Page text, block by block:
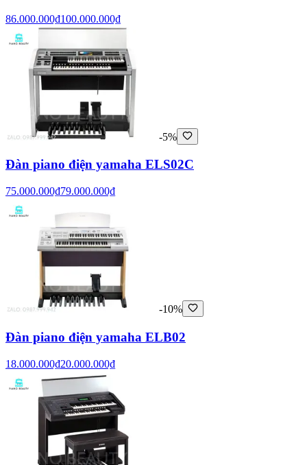
86.000.000₫100.000.000₫
-5%
Đàn piano điện yamaha ELS02C
75.000.000₫79.000.000₫
-10%
Đàn piano điện yamaha ELB02
18.000.000₫20.000.000₫